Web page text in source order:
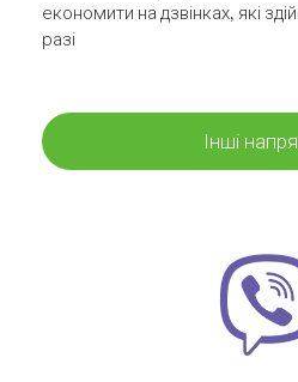
економити на дзвінках, які
разі
Інші